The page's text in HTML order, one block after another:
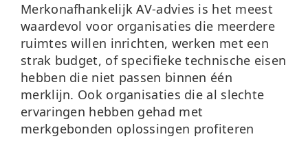
Merkonafhankelijk AV-advies is het meest
waardevol voor organisaties die meerdere
ruimtes willen inrichten, werken met een
strak budget, of specifieke technische eisen
hebben die niet passen binnen één
merklijn. Ook organisaties die al slechte
ervaringen hebben gehad met
merkgebonden oplossingen profiteren